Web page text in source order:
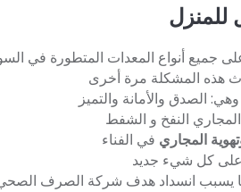
جميع أنواع المعدات المتطورة في
هذه المشكلة مرة أخرى
الصدق والأمانة والتميز
النفخ و الشفط
المجاري في الفناء
على كل شيء جديد
يسبب انسداد هدف شركة الصرف